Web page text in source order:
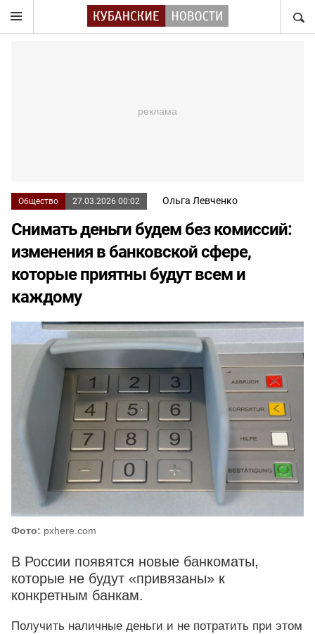
Общество 27.03.2026 00:02 Ольга Левченко
Снимать деньги будем без комиссий:
изменения в банковской сфере,
которые приятны будут всем и
каждому
Фото: pxhere.com
В России появятся новые банкоматы,
которые не будут «привязаны» к
конкретным банкам.
Получить наличные деньги и не потратить при этом